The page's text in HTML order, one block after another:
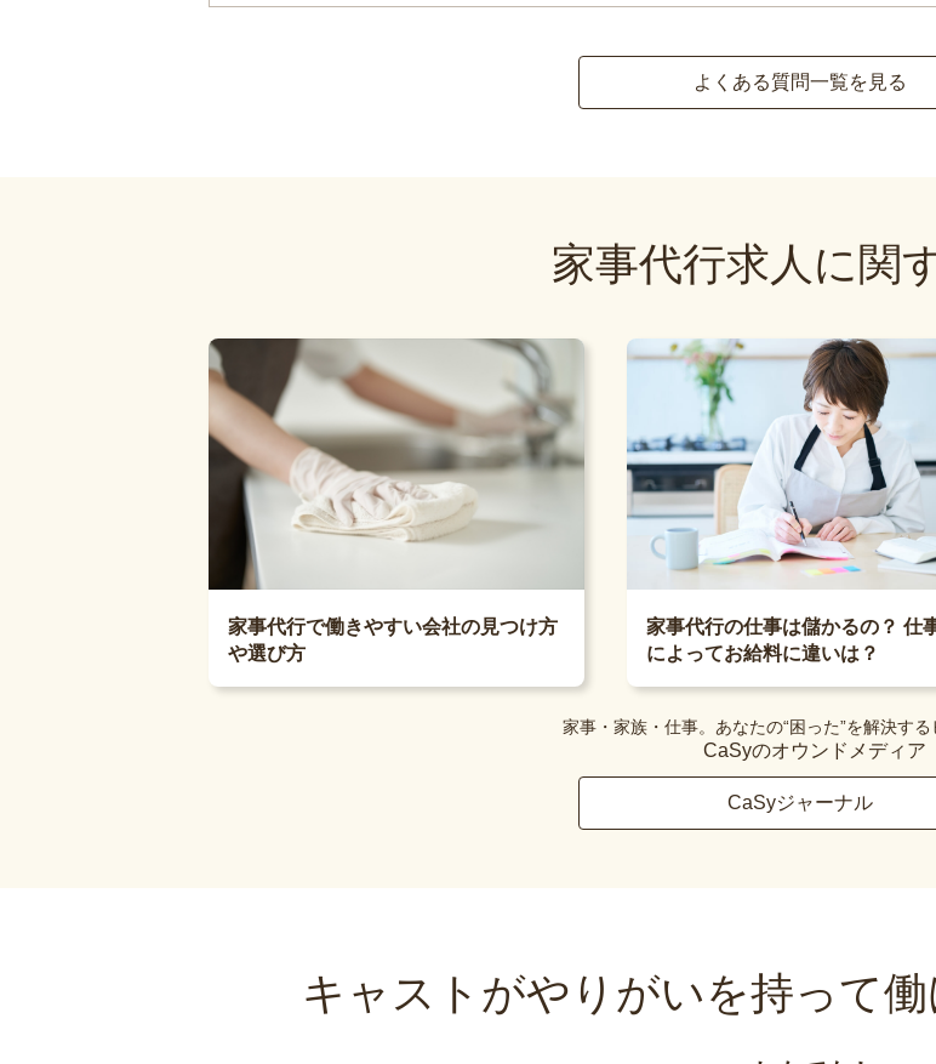
よくある質問一覧を見る
家事代行求人に関
家事代行で働きやすい会社の見つけ方
や選び方
家事代行の仕事は儲かるの？ 仕
によってお給料に違いは？
家事・家族・仕事。あなたの“困った”を解決す
CaSyのオウンドメディア
CaSyジャーナル
キャストがやりがいを持って